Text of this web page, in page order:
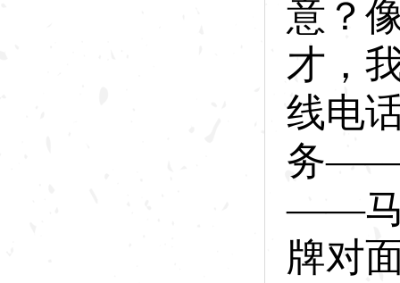
意？
才，
线电
务——
——马
牌对